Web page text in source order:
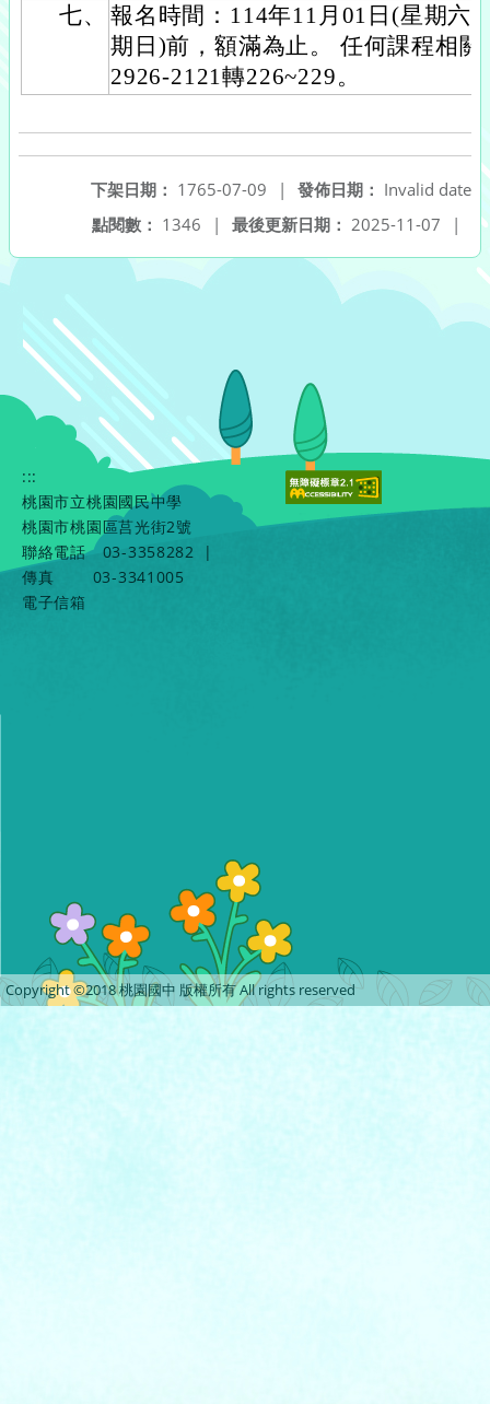
七、
報名時間：114年11月01日(星期六)
期日)前，額滿為止。 任何課程相
2926-2121轉226~229。
發佈日期： Invalid date
下架日期： 1765-07-09
|
最後更新日期： 2025-11-07 |
點閱數： 1346 |
:::
桃園市立桃園國民中學
桃園市桃園區莒光街2號
聯絡電話
03-3358282
|
傳真
03-3341005
電子信箱
Copyright ©2018 桃園國中 版權所有 All rights reserved